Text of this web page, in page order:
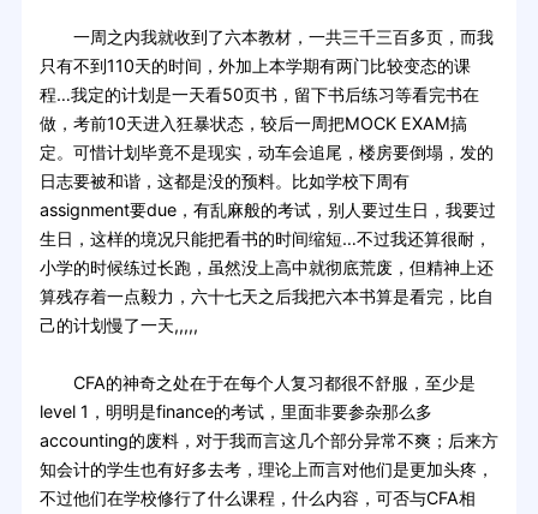
一周之内我就收到了六本教材，一共三千三百多页，而我
只有不到110天的时间，外加上本学期有两门比较变态的课
程…我定的计划是一天看50页书，留下书后练习等看完书在
做，考前10天进入狂暴状态，较后一周把MOCK EXAM搞
定。可惜计划毕竟不是现实，动车会追尾，楼房要倒塌，发的
日志要被和谐，这都是没的预料。比如学校下周有
assignment要due，有乱麻般的考试，别人要过生日，我要过
生日，这样的境况只能把看书的时间缩短…不过我还算很耐，
小学的时候练过长跑，虽然没上高中就彻底荒废，但精神上还
算残存着一点毅力，六十七天之后我把六本书算是看完，比自
己的计划慢了一天,,,,,
CFA的神奇之处在于在每个人复习都很不舒服，至少是
level 1，明明是finance的考试，里面非要参杂那么多
accounting的废料，对于我而言这几个部分异常不爽；后来方
知会计的学生也有好多去考，理论上而言对他们是更加头疼，
不过他们在学校修行了什么课程，什么内容，可否与CFA相